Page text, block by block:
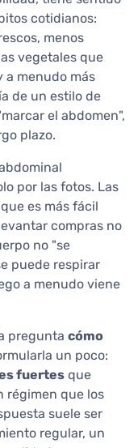
cotidianos:
menos
vegetales que
a menudo más
de un estilo de
el abdomen",
plazo.
por las fotos. Las
es más fácil
compras no
no "se
puede respirar
a menudo viene
pregunta cómo
un poco:
fuertes que
régimen que los
suele ser
regular, un